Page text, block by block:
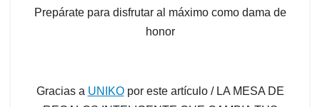
Prepárate para disfrutar al máximo como dama de
honor
Gracias a UNIKOpor este artículo / LA MESA DE